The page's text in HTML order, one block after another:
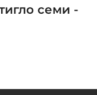
семи -